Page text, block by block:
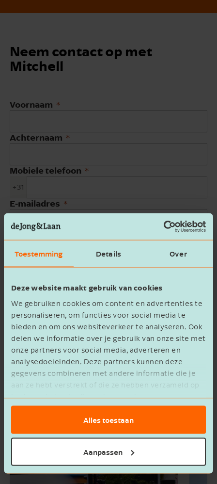
Toestemming Details Over
Deze website maakt gebruik van cookies
We gebruiken cookies om content en advertenties te
personaliseren, om functies voor social media te
bieden en om ons websiteverkeer te analyseren. Ook
delen we informatie over je gebruik van onze site met
onze partners voor social media, adverteren en
analysedoeleinden. Deze partners kunnen deze
gegevens combineren met andere informatie die je
aan ze hebt verstrekt of die ze hebben verzameld op
basis van het gebruik van hun services.
Alles toestaan
Aanpassen
Neem contact op met
Mitchell
Voornaam
Achternaam
Mobiele telefoon
+31
E-mailadres
Beschrijving
Ik ga akkoord met hetprivacy statement
Verzenden